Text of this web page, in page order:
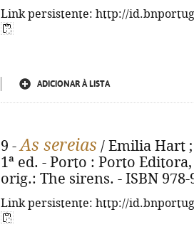
Link persistente: http://
ADICIONAR À LISTA
9 -As sereias / Emilia Hart
1ª ed. - Porto : Porto
orig.: The sirens. - ISBN 978-
Link persistente: http://